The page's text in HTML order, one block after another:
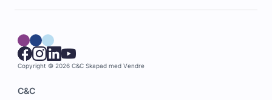
Copyright © 2026 C&C Skapad med Vendre
C&C